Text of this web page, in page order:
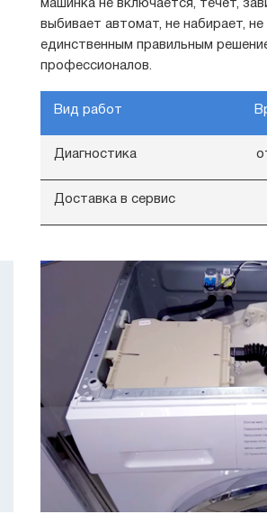
машинка не включается, течёт,
выбивает автомат, не набирает,
единственным правильным
профессионалов.
Вид работ
Диагностика
Доставка в сервис